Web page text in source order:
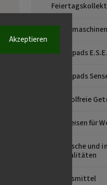
Akzeptieren
Kaffeemaschinen
Kaffeepads E.S.E.
Kaffeepads
Alkoholfreie
Vorspeisen für
Asiatische
Spezialitäten
Lebensmittel